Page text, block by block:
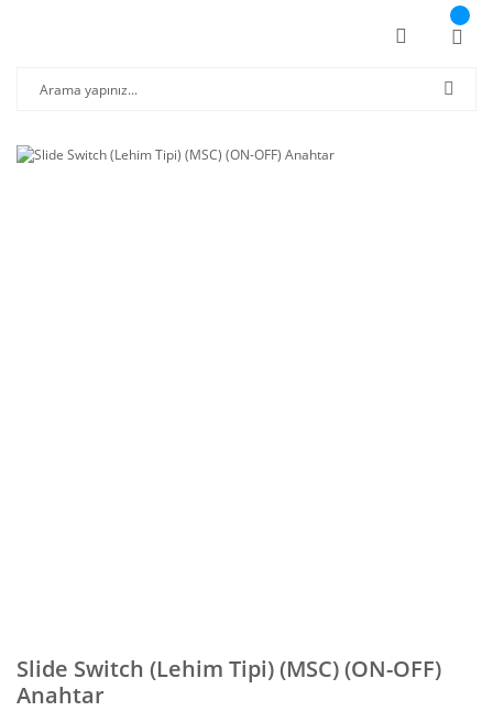
Slide Switch (Lehim Tipi) (MSC) (ON-OFF)
Anahtar